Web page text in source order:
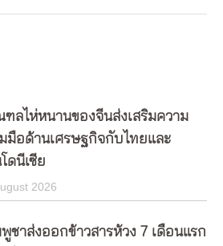
ลไห่หนานของจีนส่งเสริมความ
มือด้านเศรษฐกิจกับไทยและ
ดนีเซีย
2026
ชาส่งออกข้าวสารห้วง 7 เดือนแรก